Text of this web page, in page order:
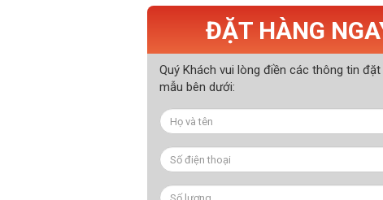
ĐẶT HÀNG
Quý Khách vui lòng điền các thông tin
mẫu bên dưới: